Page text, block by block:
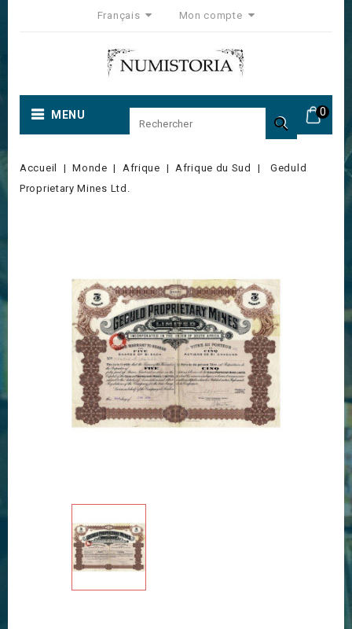
Français Mon compte
0
MENU 
Accueil Monde Afrique Afrique du Sud
Geduld
Proprietary Mines Ltd.